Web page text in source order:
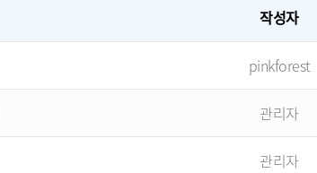
작성자
pinkforest
관리자
관리자